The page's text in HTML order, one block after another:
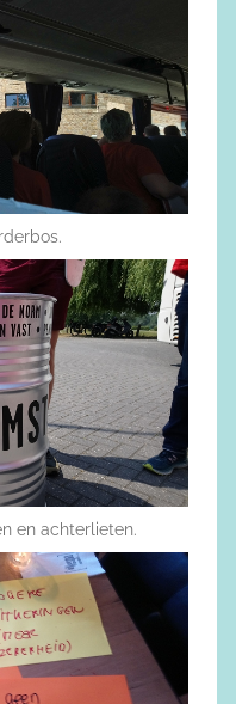
en achterlieten.